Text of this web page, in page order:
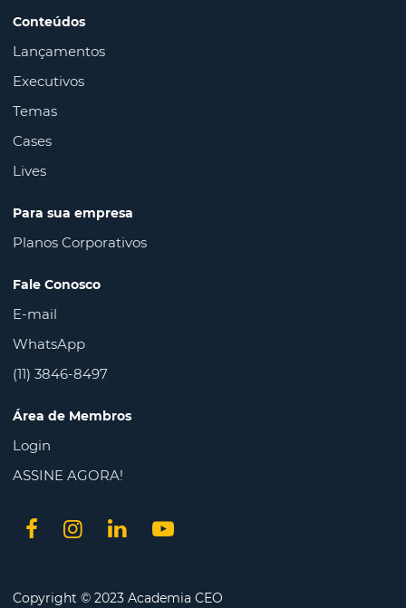
Conteúdos
Lançamentos
Executivos
Temas
Cases
Lives
Para sua empresa
Planos Corporativos
Fale Conosco
E-mail
WhatsApp
(11) 3846-8497
Área de Membros
Login
ASSINE AGORA!
Copyright © 2023 Academia CEO